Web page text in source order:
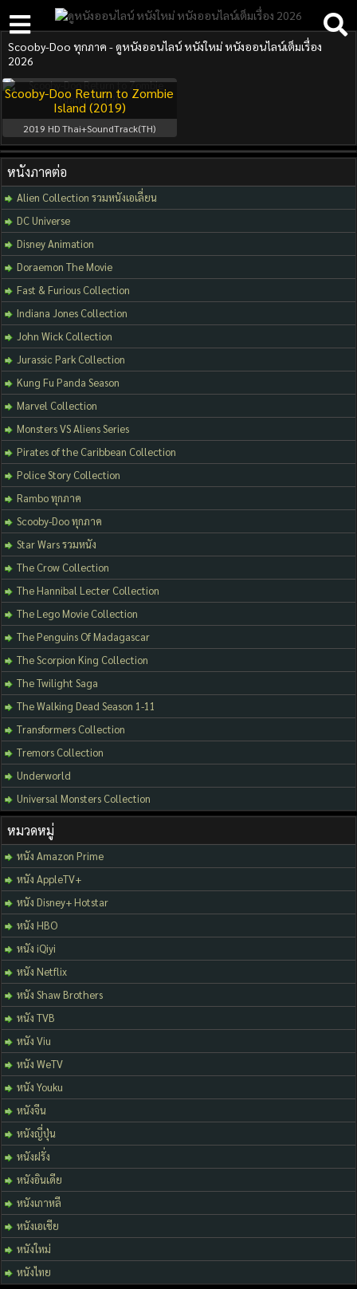
Scooby-Doo ทุกภาค - ดูหนังออนไลน์ หนังใหม่ หนังออนไลน์เต็มเรื่อง
2026
Scooby-Doo Return to Zombie
Island (2019)
2019 HD Thai+SoundTrack(TH)
หนังภาคต่อ
Alien Collection รวมหนังเอเลี่ยน
DC Universe
Disney Animation
Doraemon The Movie
Fast & Furious Collection
Indiana Jones Collection
John Wick Collection
Jurassic Park Collection
Kung Fu Panda Season
Marvel Collection
Monsters VS Aliens Series
Pirates of the Caribbean Collection
Police Story Collection
Rambo ทุกภาค
Scooby-Doo ทุกภาค
Star Wars รวมหนัง
The Crow Collection
The Hannibal Lecter Collection
The Lego Movie Collection
The Penguins Of Madagascar
The Scorpion King Collection
The Twilight Saga
The Walking Dead Season 1-11
Transformers Collection
Tremors Collection
Underworld
Universal Monsters Collection
หมวดหมู่
หนัง Amazon Prime
หนัง AppleTV+
หนัง Disney+ Hotstar
หนัง HBO
หนัง iQiyi
หนัง Netflix
หนัง Shaw Brothers
หนัง TVB
หนัง Viu
หนัง WeTV
หนัง Youku
หนังจีน
หนังญี่ปุ่น
หนังฝรั่ง
หนังอินเดีย
หนังเกาหลี
หนังเอเชีย
หนังใหม่
หนังไทย